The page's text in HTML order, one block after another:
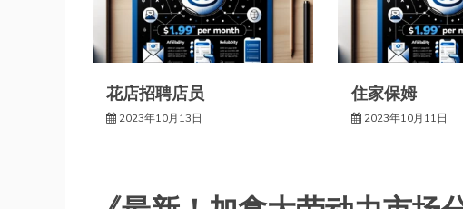
花店招聘店员
2023年10月13日
住家保姆
2023年10月11日